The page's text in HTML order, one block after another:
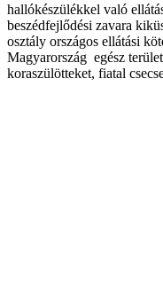
hallókészülékkel való
beszédfejlődési zavara
osztály országos ellátási
Magyarország egész
koraszülötteket, fiatal